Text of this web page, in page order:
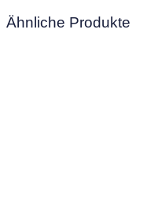
Ähnliche Produkte